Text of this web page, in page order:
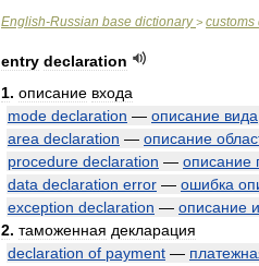
English-Russian base dictionary > customs
entry declaration
1. описание входа
mode declaration — описание вида
area declaration — описание
procedure declaration — описание
data declaration error — ошибка
exception declaration — описание
2. таможенная декларация
declaration of payment —